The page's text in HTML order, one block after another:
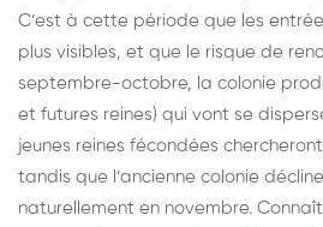
C’est à cette période que les
plus visibles, et que le risque de
septembre-octobre, la colonie
et futures reines) qui vont se
jeunes reines fécondées
tandis que l’ancienne colonie
naturellement en novembre.